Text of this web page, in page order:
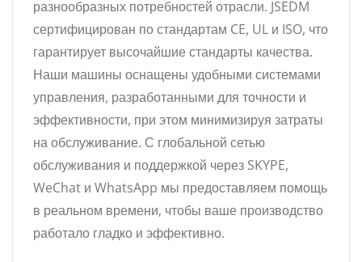
разнообразных потребностей отрасли. JSEDM
сертифицирован по стандартам CE, UL и ISO, что
гарантирует высочайшие стандарты качества.
Наши машины оснащены удобными системами
управления, разработанными для точности и
эффективности, при этом минимизируя затраты
на обслуживание. С глобальной сетью
обслуживания и поддержкой через SKYPE,
WeChat и WhatsApp мы предоставляем помощь
в реальном времени, чтобы ваше производство
работало гладко и эффективно.